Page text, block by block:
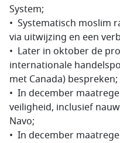
System;
• Systematisch moslim
via uitwijzing en een
• Later in oktober de
internationale
met Canada) bespreken;
• In december
veiligheid, inclusief
Navo;
• In december